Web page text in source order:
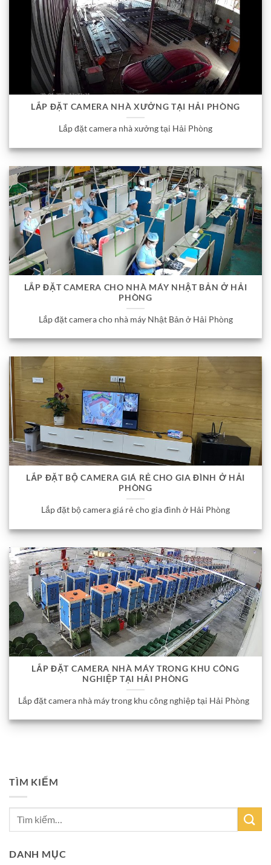
LẮP ĐẶT CAMERA NHÀ XƯỞNG TẠI HẢI PHÒNG
Lắp đặt camera nhà xưởng tại Hải Phòng
LẮP ĐẶT CAMERA CHO NHÀ MÁY NHẬT BẢN Ở HẢI
PHÒNG
Lắp đặt camera cho nhà máy Nhật Bản ở Hải Phòng
LẮP ĐẶT BỘ CAMERA GIÁ RẺ CHO GIA ĐÌNH Ở HẢI
PHÒNG
Lắp đặt bộ camera giá rẻ cho gia đình ở Hải Phòng
LẮP ĐẶT CAMERA NHÀ MÁY TRONG KHU CÔNG
NGHIỆP TẠI HẢI PHÒNG
Lắp đặt camera nhà máy trong khu công nghiệp tại Hải Phòng
TÌM KIẾM
DANH MỤC